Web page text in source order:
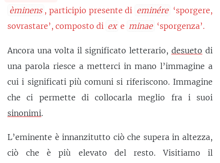
èminens , participio presente di eminére ‘sporgere,
sovrastare’, composto di ex e minae ‘sporgenza’.
Ancora una volta il significato letterario, desueto di
una parola riesce a metterci in mano l’immagine a
cui i significati più comuni si riferiscono. Immagine
che ci permette di collocarla meglio fra i suoi
sinonimi.
L’eminente è innanzitutto ciò che supera in altezza,
ciò che è più elevato del resto. Visitiamo il